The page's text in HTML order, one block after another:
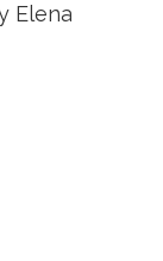
Elena